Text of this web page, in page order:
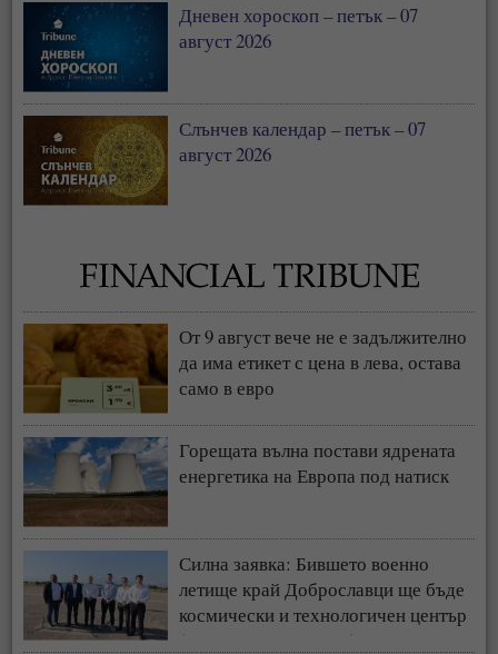
Дневен хороскоп – петък – 07
август 2026
Слънчев календар – петък – 07
август 2026
От 9 август вече не е задължително
да има етикет с цена в лева, остава
само в евро
Горещата вълна постави ядрената
енергетика на Европа под натиск
Силна заявка: Бившето военно
летище край Доброславци ще бъде
космически и технологичен център
(СНИМКИ + ВИДЕО)